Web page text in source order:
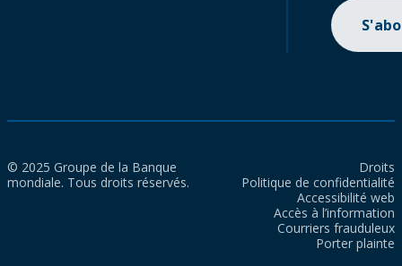
© 2025 Groupe de la Banque
mondiale. Tous droits réservés.
Droits
Politique de confidentialité
Accessibilité web
Accès à l’information
Courriers frauduleux
Porter plainte